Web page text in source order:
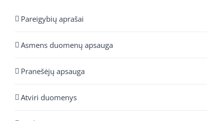
Pareigybių aprašai
Asmens duomenų apsauga
Pranešėjų apsauga
Atviri duomenys